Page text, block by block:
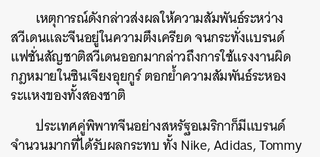
เหตุการณ์ดังกล่าวส่งผลให้ความสัมพันธ์ระหว่าง
สวีเดนและจีนอยู่ในความตึงเครียด จนกระทั่งแบรนด์
แฟชั่นสัญชาติสวีเดนออกมากล่าวถึงการใช้แรงงานผิด
กฎหมายในซินเจียงอุยกูร์ ตอกย้ำความสัมพันธ์ระหอง
ระแหงของทั้งสองชาติ
ประเทศคู่พิพาทจีนอย่างสหรัฐอเมริกาก็มีแบรนด์
จำนวนมากที่ได้รับผลกระทบ ทั้ง Nike, Adidas, Tommy